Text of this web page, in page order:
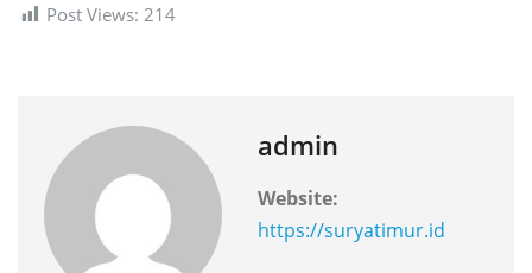
Post Views: 214
admin
Website:
https://suryatimur.id